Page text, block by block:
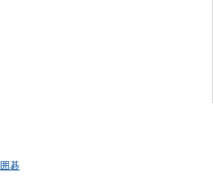
囲碁